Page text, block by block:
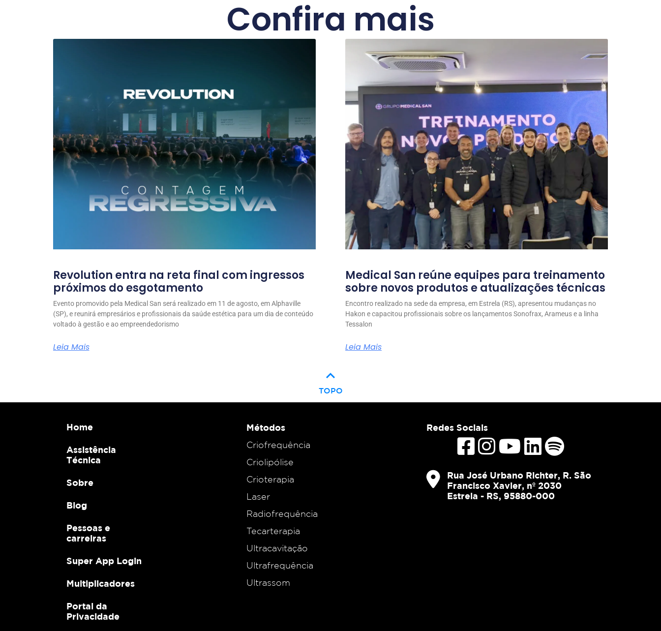
Confira mais
Revolution entra na reta final com ingressos
próximos do esgotamento
Evento promovido pela Medical San será realizado em 11 de agosto, em Alphaville
(SP), e reunirá empresários e profissionais da saúde estética para um dia de conteúdo
voltado à gestão e ao empreendedorismo
Leia Mais
Medical San reúne equipes para treinamento
sobre novos produtos e atualizações técnicas
Encontro realizado na sede da empresa, em Estrela (RS), apresentou mudanças no
Hakon e capacitou profissionais sobre os lançamentos Sonofrax, Arameus e a linha
Tessalon
Leia Mais
keyboard_arrow_up
TOPO
Home
Assistência
Técnica
Sobre
Blog
Pessoas e
carreiras
Super App Login
Multiplicadores
Portal da
Privacidade
Métodos
Criofrequência
Criolipólise
Crioterapia
Laser
Radiofrequência
Tecarterapia
Ultracavitação
Ultrafrequência
Ultrassom
Redes Sociais
Rua José Urbano Richter, R. São
Francisco Xavier, nº 2030
Estrela - RS, 95880-000